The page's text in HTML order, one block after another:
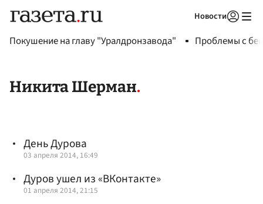
Новости
Покушение на главу "Уралдронзавода" Проблемы с
Никита Шерман
День Дурова
03 апреля 2014, 16:49
Дуров ушел из «ВКонтакте»
01 апреля 2014, 21:15